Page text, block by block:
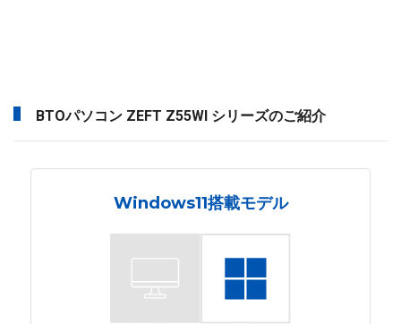
BTOパソコン ZEFT Z55WI シリーズのご紹介
Windows11搭載モデル